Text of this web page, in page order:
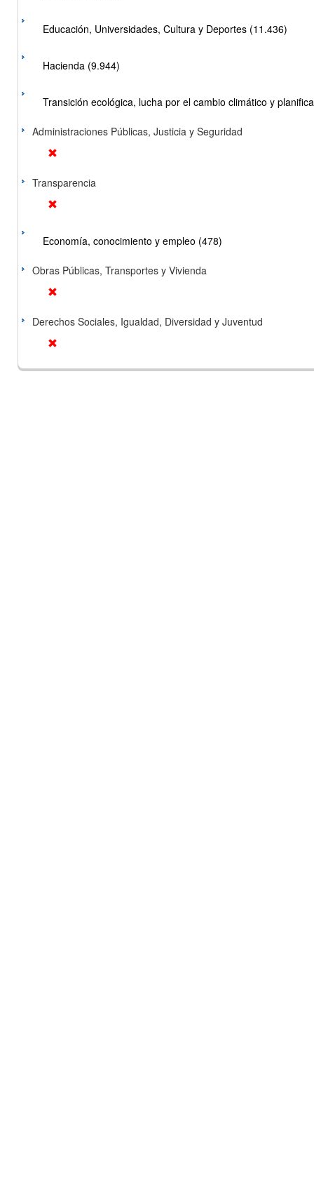
Educación, Universidades, Cultura y Deportes (11.436)
Hacienda (9.944)
Transición ecológica, lucha por el cambio climático y
Administraciones Públicas, Justicia y Seguridad
Transparencia
Economía, conocimiento y empleo (478)
Obras Públicas, Transportes y Vivienda
Derechos Sociales, Igualdad, Diversidad y Juventud